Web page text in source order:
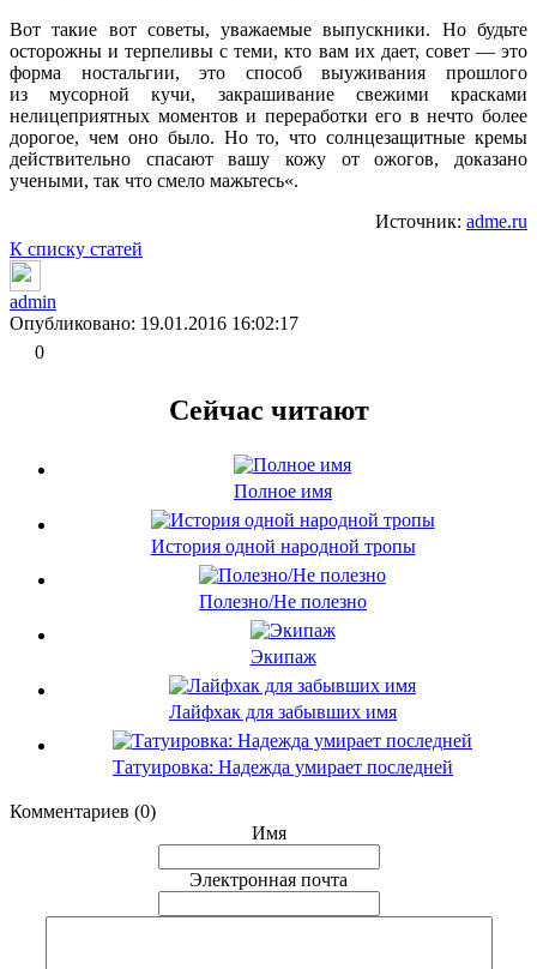
Вот такие вот советы, уважаемые выпускники. Но будьте
осторожны и терпеливы с теми, кто вам их дает, совет — это
форма ностальгии, это способ выуживания прошлого
из мусорной кучи, закрашивание свежими красками
нелицеприятных моментов и переработки его в нечто более
дорогое, чем оно было. Но то, что солнцезащитные кремы
действительно спасают вашу кожу от ожогов, доказано
учеными, так что смело мажьтесь«.
Источник: adme.ru
К списку статей
admin
Опубликовано: 19.01.2016 16:02:17
0
Сейчас читают
Полное имя
История одной народной тропы
Полезно/Не полезно
Экипаж
Лайфхак для забывших имя
Татуировка: Надежда умирает последней
Комментариев (0)
Имя
Электронная почта